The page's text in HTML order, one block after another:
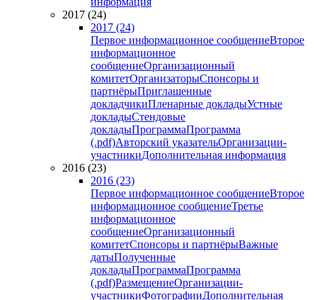
2017 (24)
2017 (24)
Первое информационное сообщениеВторое
информационное
сообщениеОрганизационный
комитетОрганизаторыСпонсоры и
партнёрыПриглашенные
докладчикиПленарные докладыУстные
докладыСтендовые
докладыПрограммаПрограмма
(.pdf)Авторский указательОрганизации-
участникиДополнительная информация
2016 (23)
2016 (23)
Первое информационное сообщениеВторое
информационное сообщениеТретье
информационное
сообщениеОрганизационный
комитетСпонсоры и партнёрыВажные
датыПолученные
докладыПрограммаПрограмма
(.pdf)РазмещениеОрганизации-
участникиФотографииДополнительная